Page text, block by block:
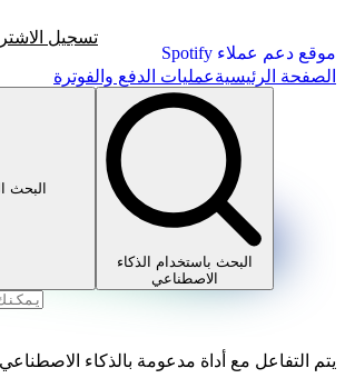
موقع دعم عملاء Spotify
تسجيل
الصفحة الرئيسيةعمليات الدفع والفوترة
البحث باستخدام الذكاء
الاصطناعي
البحث
يتم التفاعل مع أداة مدعومة بالذكاء